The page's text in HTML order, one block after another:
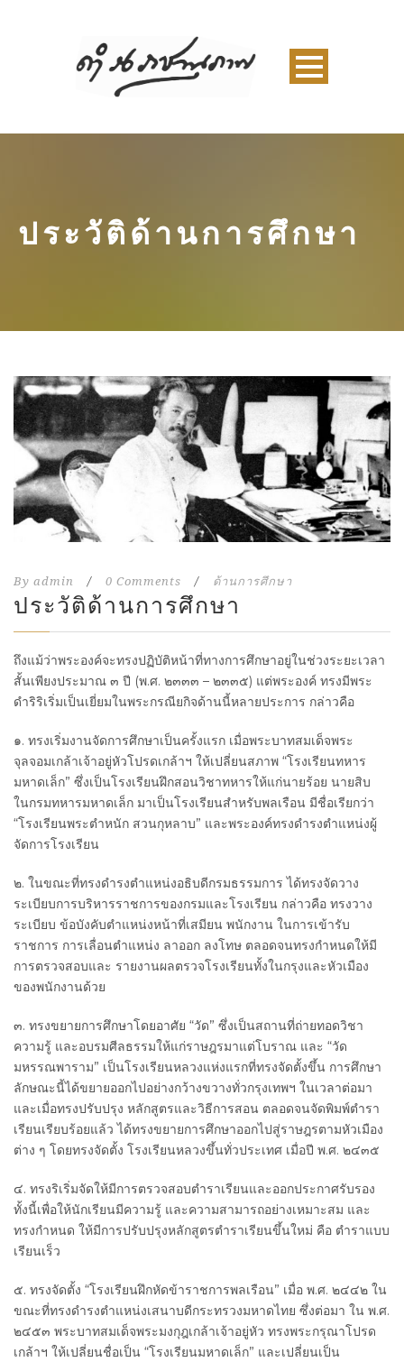
ประวัติด้านการศึกษา
By admin / 0 Comments / ด้านการศึกษา
ประวัติด้านการศึกษา
ถึงแม้ว่าพระองค์จะทรงปฏิบัติหน้าที่ทางการศึกษาอยู่ในช่วงระยะเวลา
สั้นเพียงประมาณ ๓ ปี (พ.ศ. ๒๓๓๓ – ๒๓๓๕) แต่พระองค์ ทรงมีพระ
ดำริริเริ่มเป็นเยี่ยมในพระกรณียกิจด้านนี้หลายประการ กล่าวคือ
๑. ทรงเริ่มงานจัดการศึกษาเป็นครั้งแรก เมื่อพระบาทสมเด็จพระ
จุลจอมเกล้าเจ้าอยู่หัวโปรดเกล้าฯ ให้เปลี่ยนสภาพ “โรงเรียนทหาร
มหาดเล็ก” ซึ่งเป็นโรงเรียนฝึกสอนวิชาทหารให้แก่นายร้อย นายสิบ
ในกรมทหารมหาดเล็ก มาเป็นโรงเรียนสำหรับพลเรือน มีชื่อเรียกว่า
“โรงเรียนพระตำหนัก สวนกุหลาบ” และพระองค์ทรงดำรงตำแหน่งผู้
จัดการโรงเรียน
๒. ในขณะที่ทรงดำรงตำแหน่งอธิบดีกรมธรรมการ ได้ทรงจัดวาง
ระเบียบการบริหารราชการของกรมและโรงเรียน กล่าวคือ ทรงวาง
ระเบียบ ข้อบังคับตำแหน่งหน้าที่เสมียน พนักงาน ในการเข้ารับ
ราชการ การเลื่อนตำแหน่ง ลาออก ลงโทษ ตลอดจนทรงกำหนดให้มี
การตรวจสอบและ รายงานผลตรวจโรงเรียนทั้งในกรุงและหัวเมือง
ของพนักงานด้วย
๓. ทรงขยายการศึกษาโดยอาศัย “วัด” ซึ่งเป็นสถานที่ถ่ายทอดวิชา
ความรู้ และอบรมศีลธรรมให้แก่ราษฎรมาแต่โบราณ และ “วัด
มหรรณพาราม” เป็นโรงเรียนหลวงแห่งแรกที่ทรงจัดตั้งขึ้น การศึกษา
ลักษณะนี้ได้ขยายออกไปอย่างกว้างขวางทั่วกรุงเทพฯ ในเวลาต่อมา
และเมื่อทรงปรับปรุง หลักสูตรและวิธีการสอน ตลอดจนจัดพิมพ์ตำรา
เรียนเรียบร้อยแล้ว ได้ทรงขยายการศึกษาออกไปสู่ราษฎรตามหัวเมือง
ต่าง ๆ โดยทรงจัดตั้ง โรงเรียนหลวงขึ้นทั่วประเทศ เมื่อปี พ.ศ. ๒๔๓๕
๔. ทรงริเริ่มจัดให้มีการตรวจสอบตำราเรียนและออกประกาศรับรอง
ทั้งนี้เพื่อให้นักเรียนมีความรู้ และความสามารถอย่างเหมาะสม และ
ทรงกำหนด ให้มีการปรับปรุงหลักสูตรตำราเรียนขึ้นใหม่ คือ ตำราแบบ
เรียนเร็ว
๕. ทรงจัดตั้ง “โรงเรียนฝึกหัดข้าราชการพลเรือน” เมื่อ พ.ศ. ๒๔๔๒ ใน
ขณะที่ทรงดำรงตำแหน่งเสนาบดีกระทรวงมหาดไทย ซึ่งต่อมา ใน พ.ศ.
๒๔๕๓ พระบาทสมเด็จพระมงกุฎเกล้าเจ้าอยู่หัว ทรงพระกรุณาโปรด
เกล้าฯ ให้เปลี่ยนชื่อเป็น “โรงเรียนมหาดเล็ก” และเปลี่ยนเป็น